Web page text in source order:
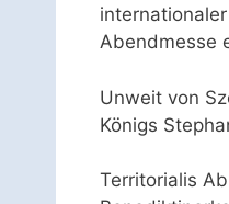
Abendmesse
Unweit von
Königs
Territorialis